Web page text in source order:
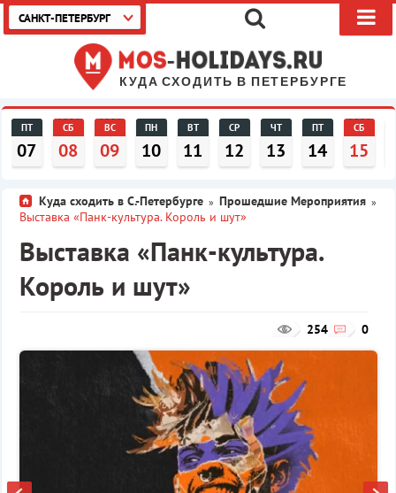
КУДА СХОДИТЬ В ПЕТЕРБУРГЕ
САНКТ-ПЕТЕРБУРГ
ПТ
07
СБ
08
ВС
09
ПН
10
ВТ
11
СР
12
ЧТ
13
ПТ
14
СБ
15
Куда сходить в С.-Петербурге » Прошедшие Мероприятия »
Выставка «Панк-культура. Король и шут»
Выставка «Панк-культура.
Король и шут»
0
254